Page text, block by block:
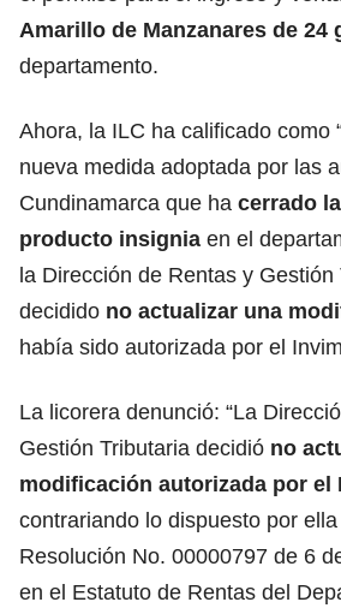
Amarillo de Manzanares de 24
departamento.
Ahora, la ILC ha calificado como
nueva medida adoptada por las
Cundinamarca que ha cerrado
producto insignia en el
la Dirección de Rentas y
decidido no actualizar una
había sido autorizada por el
La licorera denunció: “La
Gestión Tributaria decidió no
modificación autorizada por el
contrariando lo dispuesto por
Resolución No. 00000797 de 6
en el Estatuto de Rentas del